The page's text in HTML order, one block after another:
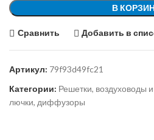
В
Сравнить Добавить в
Артикул: 79f93d49fc21
Категории: Решетки, воздуховоды
лючки, диффузоры